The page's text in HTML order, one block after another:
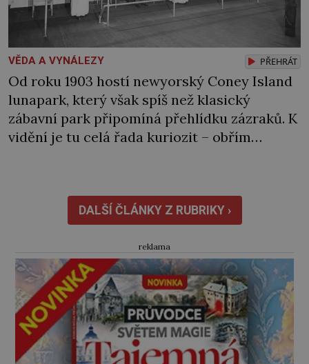
VĚDA A VYNÁLEZY PŘEHRÁT
Od roku 1903 hostí newyorský Coney Island
lunapark, který však spíš než klasický
zábavní park připomíná přehlídku zázraků. K
vidění je tu celá řada kuriozit – obřím
trpaslíků konče. Dokonce jsou tu i první
inkubátory. I s předčasně narozenými dětmi!
Novorozenci, umístění ve zdejším zařízení,
DALŠÍ ČLÁNKY Z RUBRIKY ›
reklama